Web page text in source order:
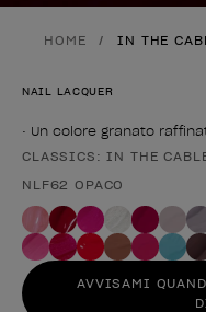
HOME IN THE
NAIL LACQUER
• Un colore granato
Forma del prodotto
CLASSICS: IN THE
NLF62 OPACO
AVVISAMI